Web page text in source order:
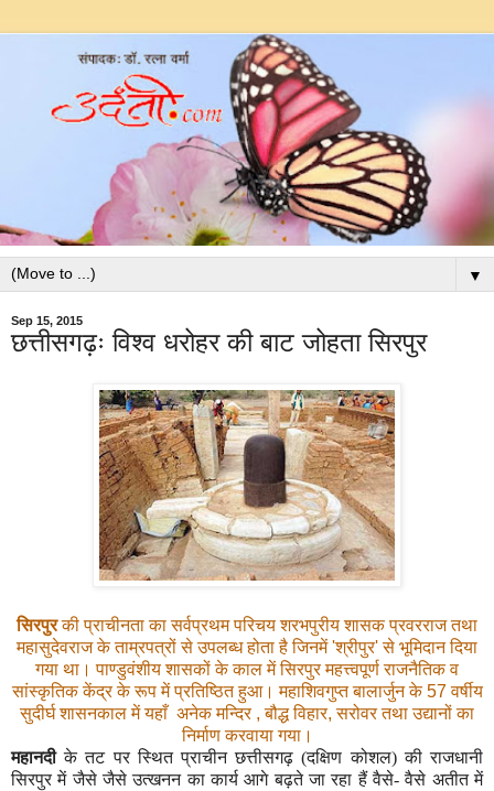
▼
Sep 15, 2015
छत्तीसगढ़ः विश्व धरोहर की बाट जोहता सिरपुर
सिरपुरकी प्राचीनता का सर्वप्रथम परिचय शरभपुरीय शासक प्रवरराज तथा
महासुदेवराज के ताम्रपत्रों से उपलब्ध होता है जिनमें'श्रीपुर'से भूमिदान दिया
गया था। पाण्डुवंशीय शासकों के काल में सिरपुर महत्त्वपूर्ण राजनैतिक व
सांस्कृतिक केंद्र के रूप में प्रतिष्ठित हुआ। महाशिवगुप्त बालार्जुन के57वर्षीय
सुदीर्घ शासनकाल में यहाँ अनेक मन्दिर ,बौद्ध विहार,सरोवर तथा उद्यानों का
निर्माण करवाया गया।
महानदी के तट पर स्थित प्राचीन छत्तीसगढ़ (दक्षिण कोशल) की राजधानी
सिरपुर में जैसे जैसे उत्खनन का कार्य आगे बढ़ते जा रहा हैं वैसे- वैसे अतीत में